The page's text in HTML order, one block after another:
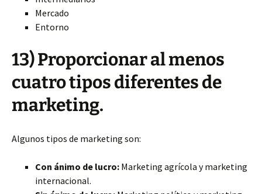
Mercado
Entorno
13) Proporcionar al menos
cuatro tipos diferentes de
marketing.
Algunos tipos de marketing son:
Con ánimo de lucro: Marketing agrícola y marketing
internacional.